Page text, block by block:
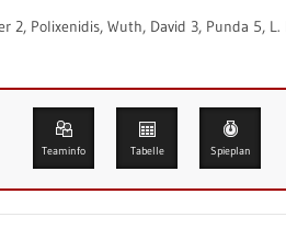
2, Polixenidis, Wuth, David 3, Punda 5,
Teaminfo Tabelle Spieplan